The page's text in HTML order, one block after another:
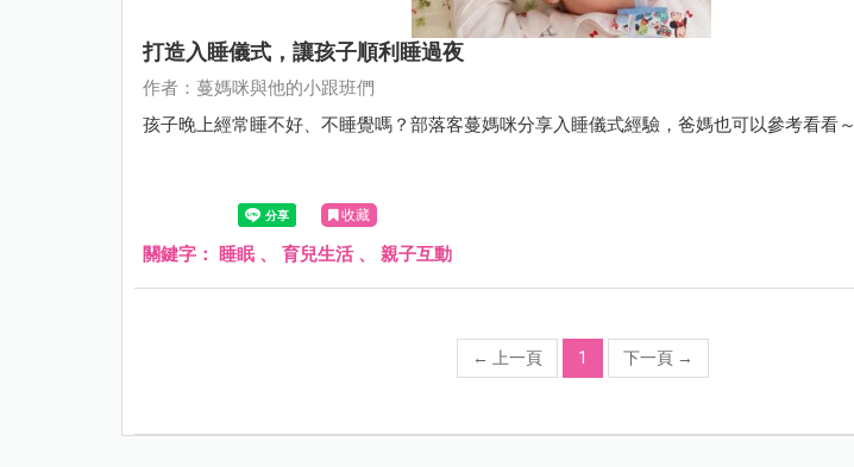
打造入睡儀式，讓孩子順利睡過夜
作者：蔓媽咪與他的小跟班們
孩子晚上經常睡不好、不睡覺嗎？部落客蔓媽咪分享入睡儀式經驗，爸媽也可以參考看看～
收藏
關鍵字： 睡眠、 育兒生活、 親子互動
← 上一頁 1 下一頁 →